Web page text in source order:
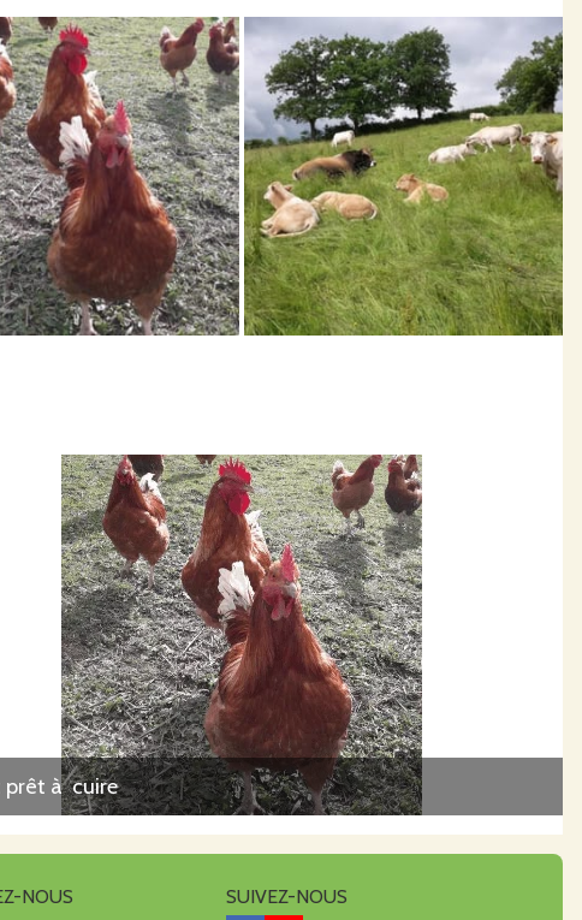
directe.
volailles sont abaltues et emballées dans un abattoir de l'Allier.
prêt à cuire
NOUS SUIVEZ-NOUS